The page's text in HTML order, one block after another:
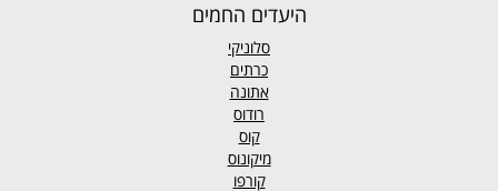
היעדים החמים
סלוניקי
כרתים
אתונה
רודוס
קוס
מיקונוס
קורפו